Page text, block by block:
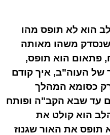
הוא לא תופס מהו
משהו מאותה
פתאום הוא תופס,
של העוה"ב, איך קודם
כסומא המהלך
עד שבא הקב"ה ופותח
הוא קולט את
תופס את האור שגנוז